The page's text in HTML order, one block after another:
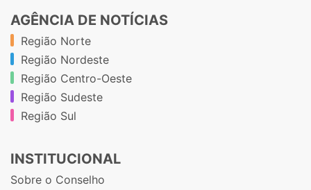
AGÊNCIA DE NOTÍCIAS
Região Norte
Região Nordeste
Região Centro-Oeste
Região Sudeste
Região Sul
INSTITUCIONAL
Sobre o Conselho